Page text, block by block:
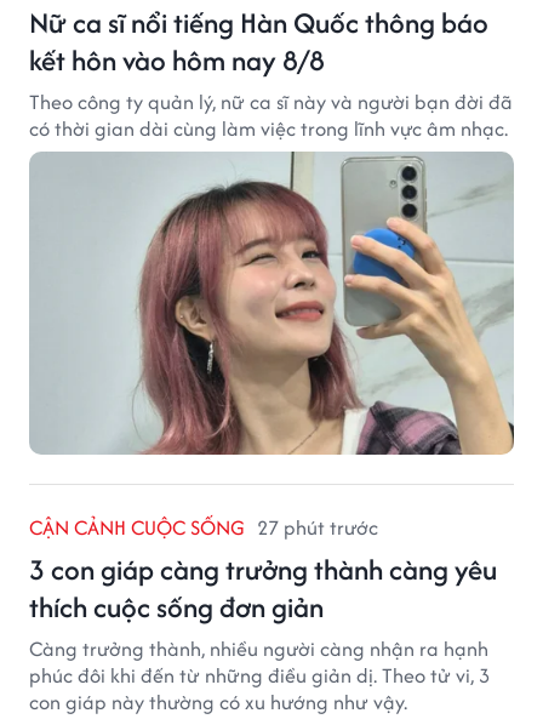
Nữ ca sĩ nổi tiếng Hàn Quốc thông báo
kết hôn vào hôm nay 8/8
Theo công ty quản lý, nữ ca sĩ này và người bạn đời đã
có thời gian dài cùng làm việc trong lĩnh vực âm nhạc.
CẬN CẢNH CUỘC SỐNG 27 phút trước
3 con giáp càng trưởng thành càng yêu
thích cuộc sống đơn giản
Càng trưởng thành, nhiều người càng nhận ra hạnh
phúc đôi khi đến từ những điều giản dị. Theo tử vi, 3
con giáp này thường có xu hướng như vậy.